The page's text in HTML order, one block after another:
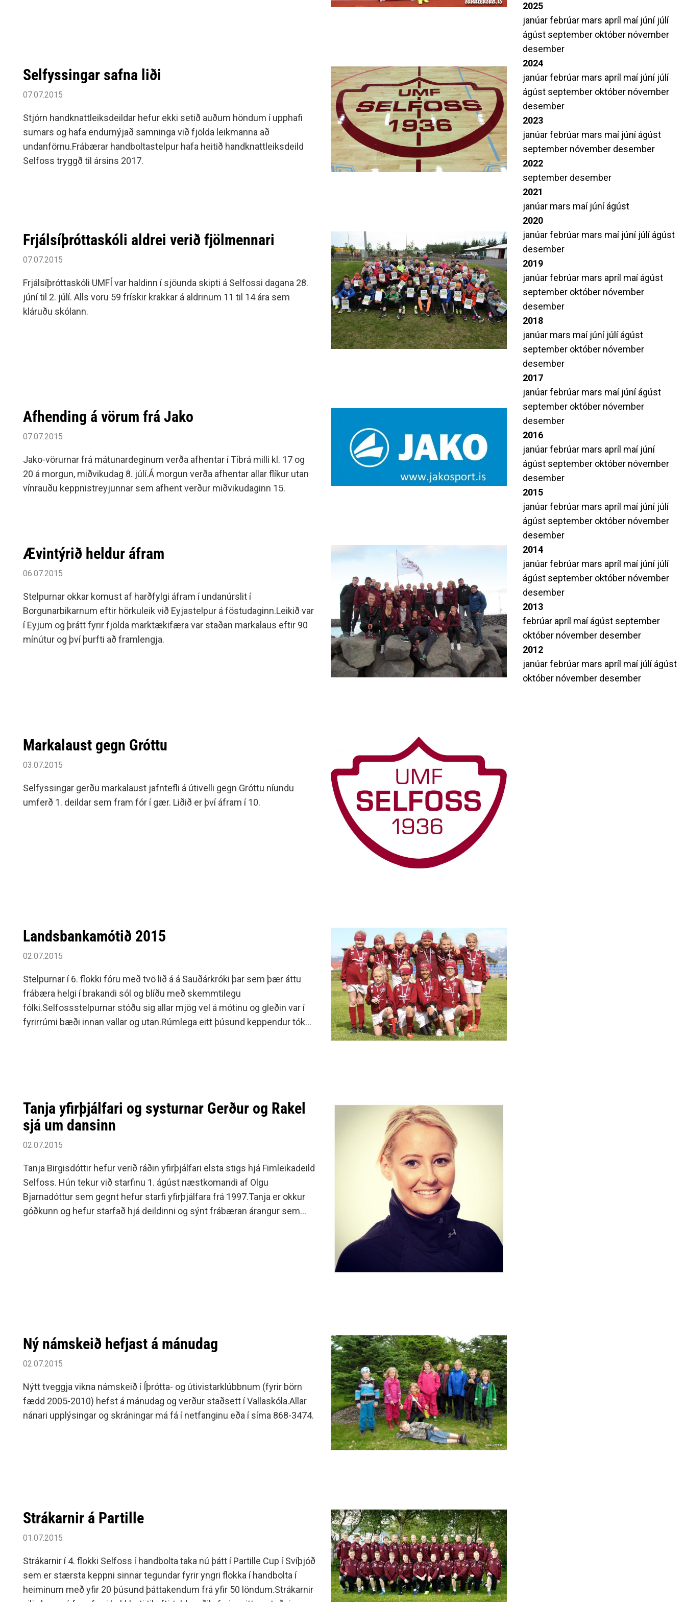
minjanefndar
Selfyssingar safna liði
07.07.2015
Stjórn handknattleiksdeildar hefur ekki setið auðum höndum í upphafi
sumars og hafa endurnýjað samninga við fjölda leikmanna að
undanförnu.Frábærar handboltastelpur hafa heitið handknattleiksdeild
Selfoss tryggð til ársins 2017.
Frjálsíþróttaskóli aldrei verið fjölmennari
07.07.2015
Frjálsíþróttaskóli UMFÍ var haldinn í sjöunda skipti á Selfossi dagana 28.
júní til 2. júlí. Alls voru 59 frískir krakkar á aldrinum 11 til 14 ára sem
kláruðu skólann.
Afhending á vörum frá Jako
07.07.2015
Jako-vörurnar frá mátunardeginum verða afhentar í Tíbrá milli kl. 17 og
20 á morgun, miðvikudag 8. júlí.Á morgun verða afhentar allar flíkur utan
vínrauðu keppnistreyjunnar sem afhent verður miðvikudaginn 15.
Ævintýrið heldur áfram
06.07.2015
Stelpurnar okkar komust af harðfylgi áfram í undanúrslit í
Borgunarbikarnum eftir hörkuleik við Eyjastelpur á föstudaginn.Leikið var
í Eyjum og þrátt fyrir fjölda marktækifæra var staðan markalaus eftir 90
mínútur og því þurfti að framlengja.
Markalaust gegn Gróttu
03.07.2015
Selfyssingar gerðu markalaust jafntefli á útivelli gegn Gróttu níundu
umferð 1. deildar sem fram fór í gær. Liðið er því áfram í 10.
Landsbankamótið 2015
02.07.2015
Stelpurnar í 6. flokki fóru með tvö lið á á Sauðárkróki þar sem þær áttu
frábæra helgi í brakandi sól og blíðu með skemmtilegu
fólki.Selfossstelpurnar stóðu sig allar mjög vel á mótinu og gleðin var í
fyrirrúmi bæði innan vallar og utan.Rúm­lega eitt þúsund kepp­end­ur tóku
Tanja yfirþjálfari og systurnar Gerður og Rakel
sjá um dansinn
02.07.2015
Tanja Birgisdóttir hefur verið ráðin yfirþjálfari elsta stigs hjá Fimleikadeild
Selfoss. Hún tekur við starfinu 1. ágúst næstkomandi af Olgu
Bjarnadóttur sem gegnt hefur starfi yfirþjálfara frá 1997.Tanja er okkur
góðkunn og hefur starfað hjá deildinni og sýnt frábæran árangur sem
Ný námskeið hefjast á mánudag
02.07.2015
Nýtt tveggja vikna námskeið í Íþrótta- og útivistarklúbbnum (fyrir börn
fædd 2005-2010) hefst á mánudag og verður staðsett í Vallaskóla.Allar
nánari upplýsingar og skráningar má fá í netfanginu eða í síma 868-3474.
Strákarnir á Partille
01.07.2015
Strákarnir í 4. flokki Selfoss í handbolta taka nú þátt í Partille Cup í Svíþjóð
sem er stærsta keppni sinnar tegundar fyrir yngri flokka í handbolta í
heiminum með yfir 20 þúsund þáttakendum frá yfir 50 löndum.Strákarnir
2025
janúarfebrúar mars apríl maí júní júlí
ágúst september október nóvember
desember
2024
janúarfebrúar mars apríl maí júní júlí
ágúst september október nóvember
desember
2023
janúarfebrúar mars maí júníágúst
september nóvember desember
2022
september desember
2021
janúar mars maí júníágúst
2020
janúarfebrúar mars maí júní júlíágúst
desember
2019
janúarfebrúar mars apríl maíágúst
september október nóvember
desember
2018
janúar mars maí júní júlíágúst
september október nóvember
desember
2017
janúarfebrúar mars maí júníágúst
september október nóvember
desember
2016
janúarfebrúar mars apríl maí júní
ágúst september október nóvember
desember
2015
janúarfebrúar mars apríl maí júní júlí
ágúst september október nóvember
desember
2014
janúarfebrúar mars apríl maí júní júlí
ágúst september október nóvember
desember
2013
febrúar apríl maíágúst september
október nóvember desember
2012
janúarfebrúar mars apríl maí júlíágúst
október nóvember desember